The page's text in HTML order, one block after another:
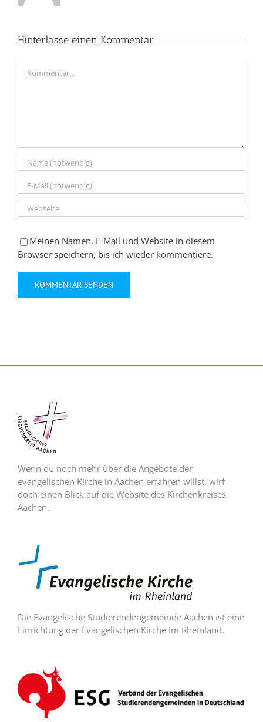
Hinterlasse einen Kommentar
Meinen Namen, E-Mail und Website in diesem
Browser speichern, bis ich wieder kommentiere.
Wenn du noch mehr über die Angebote der
evangelischen Kirche in Aachen erfahren willst, wirf
doch einen Blick auf die Website des Kirchenkreises
Aachen.
Die Evangelische Studierendengemeinde Aachen ist eine
Einrichtung der Evangelischen Kirche im Rheinland.